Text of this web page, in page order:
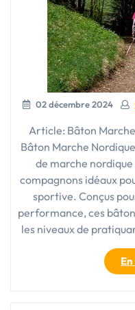
02 décembre 2024
Article: Bâton
Bâton Marche
de marche
compagnons idéaux
sportive. Conçus
performance, ces
les niveaux de